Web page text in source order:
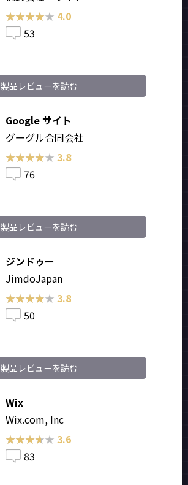
★★★★★
★★★★★ 4.0
53
製品レビューを読む
Google サイト
グーグル合同会社
★★★★★
★★★★★ 3.8
76
製品レビューを読む
ジンドゥー
JimdoJapan
★★★★★
★★★★★ 3.8
50
製品レビューを読む
Wix
Wix.com, Inc
★★★★★
★★★★★ 3.6
83